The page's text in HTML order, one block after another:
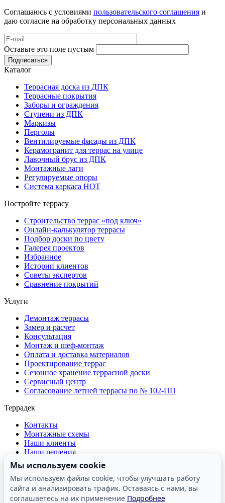
Соглашаюсь с условиями пользовательского соглашения и
даю согласие на обработку персональных данных
Оставьте это поле пустым
Подписаться
Каталог
Террасная доска из ДПК
Террасные покрытия
Заборы и ограждения
Ступени из ДПК
Маркизы
Перголы
Вентилируемые фасады из ДПК
Керамогранит для террас на улице
Лавочный брус из ДПК
Монтажные лаги
Регулируемые опоры
Система каркаса НОТ
Постройте террасу
Строительство террас «под ключ»
Онлайн-калькулятор террасы
Подбор доски по цвету
Галерея проектов
Избранное
Истории клиентов
Советы экспертов
Сравнение покрытий
Услуги
Демонтаж террасы
Замер и расчет
Консультация
Монтаж и шеф-монтаж
Оплата и доставка материалов
Проектирование террас
Сезонное хранение террасной доски
Сервисный центр
Согласование летней террасы по № 102-ПП
Террадек
Контакты
Монтажные схемы
Наши клиенты
Наши решения
Отзывы о компании
Производство
Реквизиты
Сертификаты и лицензии
Мы используем cookie
Мы используем файлы cookie, чтобы улучшать работу
сайта и анализировать трафик. Оставаясь с нами, вы
соглашаетесь на их применение Подробнее